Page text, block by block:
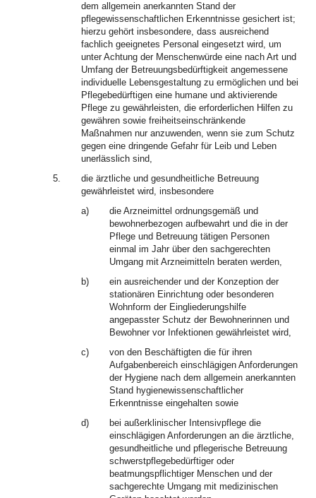
dem allgemein anerkannten Stand der
pflegewissenschaftlichen Erkenntnisse gesichert ist;
hierzu gehört insbesondere, dass ausreichend
fachlich geeignetes Personal eingesetzt wird, um
unter Achtung der Menschenwürde eine nach Art und
Umfang der Betreuungsbedürftigkeit angemessene
individuelle Lebensgestaltung zu ermöglichen und bei
Pflegebedürftigen eine humane und aktivierende
Pflege zu gewährleisten, die erforderlichen Hilfen zu
gewähren sowie freiheitseinschränkende
Maßnahmen nur anzuwenden, wenn sie zum Schutz
gegen eine dringende Gefahr für Leib und Leben
unerlässlich sind,
5.
die ärztliche und gesundheitliche Betreuung
gewährleistet wird, insbesondere
a)
die Arzneimittel ordnungsgemäß und
bewohnerbezogen aufbewahrt und die in der
Pflege und Betreuung tätigen Personen
einmal im Jahr über den sachgerechten
Umgang mit Arzneimitteln beraten werden,
b)
ein ausreichender und der Konzeption der
stationären Einrichtung oder besonderen
Wohnform der Eingliederungshilfe
angepasster Schutz der Bewohnerinnen und
Bewohner vor Infektionen gewährleistet wird,
c)
von den Beschäftigten die für ihren
Aufgabenbereich einschlägigen Anforderungen
der Hygiene nach dem allgemein anerkannten
Stand hygienewissenschaftlicher
Erkenntnisse eingehalten sowie
d)
bei außerklinischer Intensivpflege die
einschlägigen Anforderungen an die ärztliche,
gesundheitliche und pflegerische Betreuung
schwerstpflegebedürftiger oder
beatmungspflichtiger Menschen und der
sachgerechte Umgang mit medizinischen